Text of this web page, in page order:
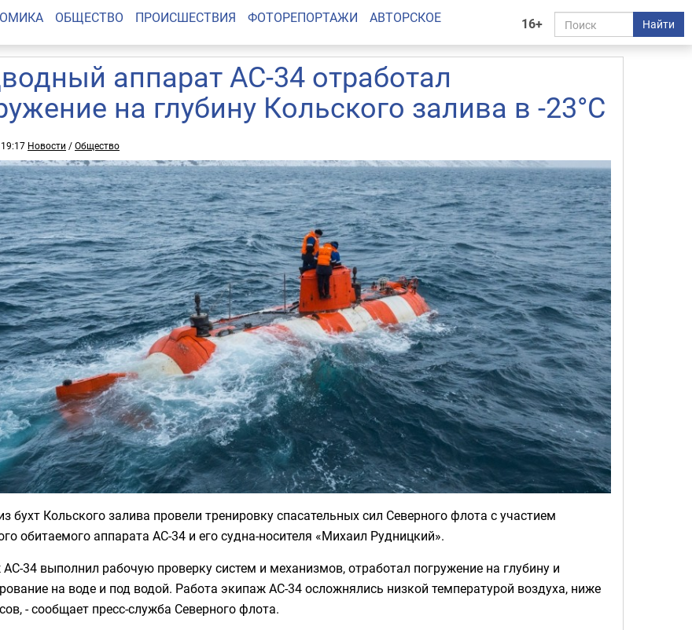
16+ Найти
ОБЩЕСТВО ПРОИСШЕСТВИЯ ФОТОРЕПОРТАЖИ АВТОРСКОЕ
аппарат АС-34 отработал
на глубину Кольского залива в -23°С
Новости /Общество
бухт Кольского залива провели тренировку спасательных сил Северного флота с участием
обитаемого аппарата АС-34 и его судна-носителя «Михаил Рудницкий».
34 выполнил рабочую проверку систем и механизмов, отработал погружение на глубину и
на воде и под водой. Работа экипаж АС-34 осложнялись низкой температурой воздуха, ниже
- сообщает пресс-служба Северного флота.